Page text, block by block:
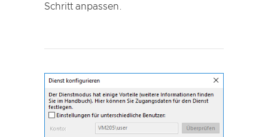
Schritt anpassen.